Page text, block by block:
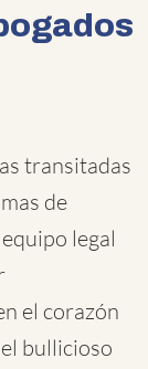
transitadas
de
legal
el corazón
bullicioso